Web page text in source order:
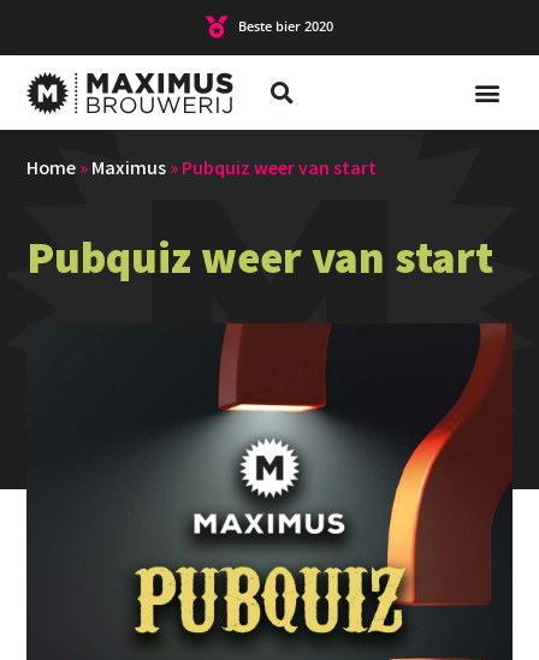
Beste bier 2020
Home » Maximus » Pubquiz weer van start
Pubquiz weer van start